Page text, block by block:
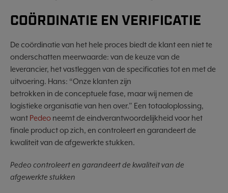
COÖRDINATIE EN VERIFICATIE
De coördinatie van het hele proces biedt de klant een niet te
onderschatten meerwaarde: van de keuze van de
leverancier, het vastleggen van de specificaties tot en met de
uitvoering. Hans: “Onze klanten zijn
betrokken in de conceptuele fase, maar wij nemen de
logistieke organisatie van hen over.” Een totaaloplossing,
want Pedeo neemt de eindverantwoordelijkheid voor het
finale product op zich, en controleert en garandeert de
kwaliteit van de afgewerkte stukken.
Pedeo controleert en garandeert de kwaliteit van de
afgewerkte stukken